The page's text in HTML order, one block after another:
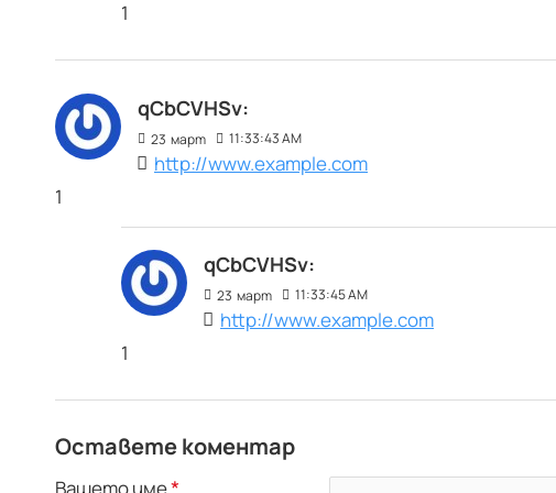
1
qCbCVHSv:
23 март 11:33:43 AM
http://www.example.com
1
qCbCVHSv:
23 март 11:33:45 AM
http://www.example.com
1
Оставете коментар